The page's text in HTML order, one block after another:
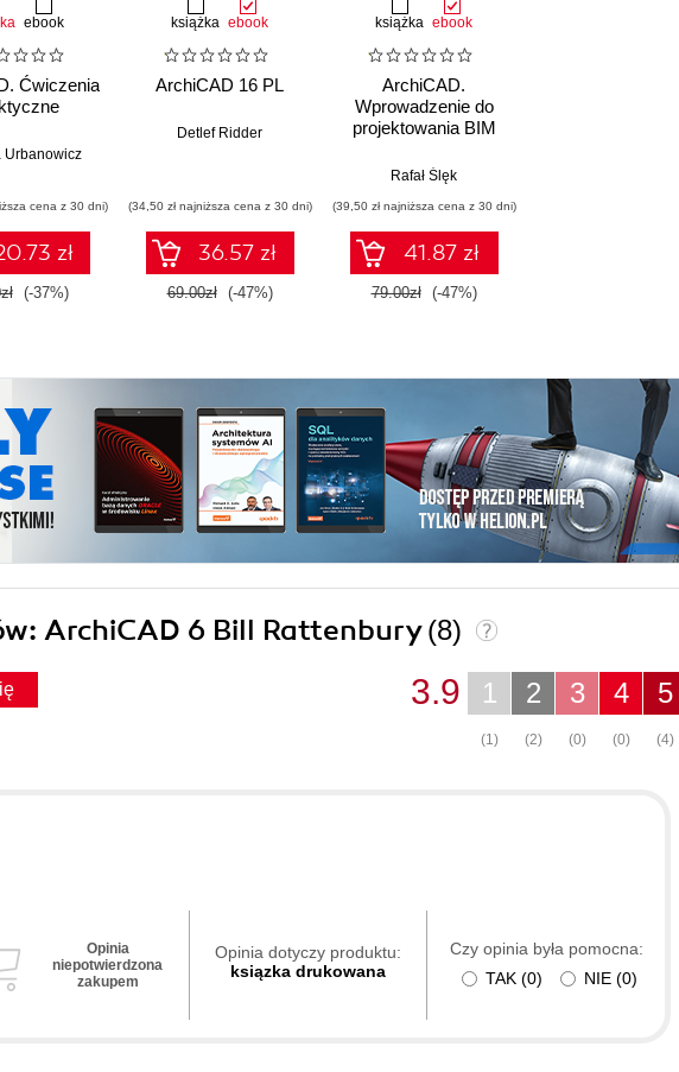
ebook
Ćwiczenia
Urbanowicz
cena z 30 dni)
zł
(-37%)
książka ebook
ArchiCAD 16 PL
Detlef Ridder
(34,50 zł najniższa cena z 30 dni)
36.57 zł
69.00zł (-47%)
książka ebook
ArchiCAD.
Wprowadzenie do
projektowania BIM
Rafał Ślęk
(39,50 zł najniższa cena z 30 dni)
41.87 zł
79.00zł (-47%)
ArchiCAD 6 Bill Rattenbury(8)
5
(4)
4
(0)
3
(0)
2
(2)
1
(1)
3.9
Opinia
niepotwierdzona
zakupem
Opinia dotyczy produktu:
ksiązka drukowana
Czy opinia była pomocna:
TAK (0) NIE (0)